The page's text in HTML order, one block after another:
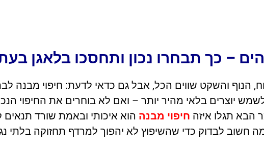
– כך תבחרו נכון ותחסכו בלאגן
הנוף והשקט שווים הכל, אבל גם כדאי לדעת: חיפוי מבנה
יוצרים בלאי מהיר יותר – ואם לא בוחרים את החיפוי
הבא תגלו איזה חיפוי מבנה הוא איכותי ובאמת שורד
חשוב לבדוק כדי שהשיפוץ לא יהפוך למרדף תחזוקה בלתי